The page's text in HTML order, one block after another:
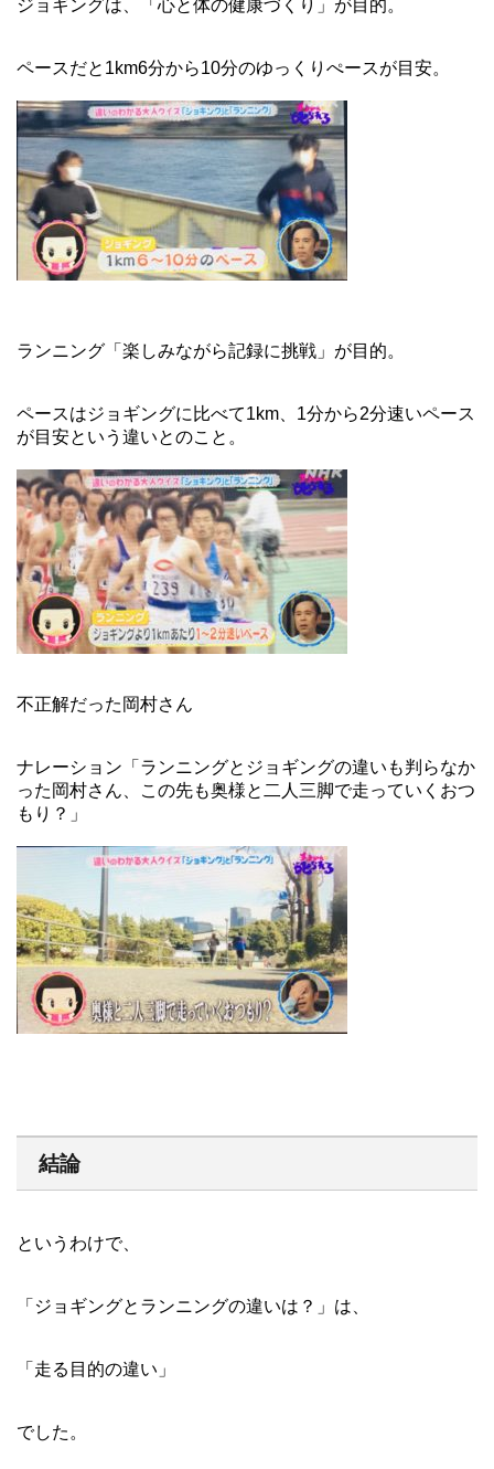
ジョギングは、「心と体の健康づくり」が目的。
ペースだと1km6分から10分のゆっくりぺースが目安。
ランニング「楽しみながら記録に挑戦」が目的。
ペースはジョギングに比べて1km、1分から2分速いペース
が目安という違いとのこと。
不正解だった岡村さん
ナレーション「ランニングとジョギングの違いも判らなか
った岡村さん、この先も奥様と二人三脚で走っていくおつ
もり？」
結論
というわけで、
「ジョギングとランニングの違いは？」は、
「走る目的の違い」
でした。